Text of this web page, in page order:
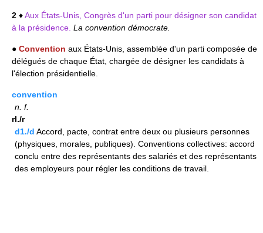
2 ♦Aux États-Unis, Congrès d'un parti pour désigner son candidat
à la présidence. La convention démocrate.
● Convention aux États-Unis, assemblée d'un parti composée de
délégués de chaque État, chargée de désigner les candidats à
l'élection présidentielle.
convention
n. f.
rI./r
d1./d Accord, pacte, contrat entre deux ou plusieurs personnes
(physiques, morales, publiques). Conventions collectives: accord
conclu entre des représentants des salariés et des représentants
des employeurs pour régler les conditions de travail.